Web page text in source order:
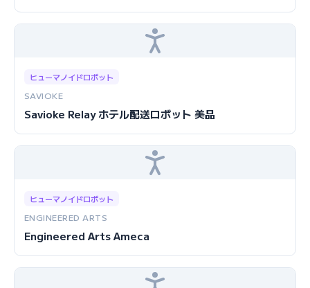
ヒューマノイドロボット
SAVIOKE
Savioke Relay ホテル配送ロボット 美品
ヒューマノイドロボット
ENGINEERED ARTS
Engineered Arts Ameca